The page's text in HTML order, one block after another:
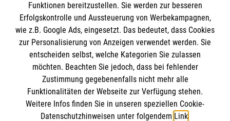
Barrierefreiheit
Kontakt
Presse
Den Beauftragten für Medizinproduktesicherheit
im Malteser Rettungsdienst und den
Einsatzdiensten der Malteser können Sie unter
gmb_mpg@malteser.orgkontaktieren.
Die Malteser
Malteser in Deutschland
Malteserorden
Malteser International
Spendenkonto
Funktionen bereitzustellen. Sie werden zur besseren
Erfolgskontrolle und Aussteuerung von Werbekampagnen,
wie z.B. Google Ads, eingesetzt. Das bedeutet, dass Cookies
zur Personalisierung von Anzeigen verwendet werden. Sie
entscheiden selbst, welche Kategorien Sie zulassen
möchten. Beachten Sie jedoch, dass bei fehlender
Zustimmung gegebenenfalls nicht mehr alle
Funktionalitäten der Webseite zur Verfügung stehen.
Weitere Infos finden Sie in unseren speziellen Cookie-
Datenschutzhinweisen unter folgendem Link.